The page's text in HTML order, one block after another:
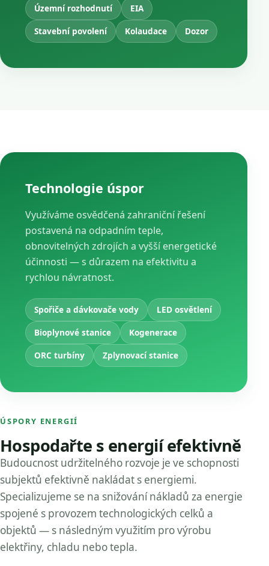
Územní rozhodnutí
EIA
Stavební povolení
Kolaudace Dozor
Technologie úspor
Využíváme osvědčená zahraniční řešení
postavená na odpadním teple,
obnovitelných zdrojích a vyšší energetické
účinnosti — s důrazem na efektivitu a
rychlou návratnost.
Spořiče a dávkovače vody
LED osvětlení
Bioplynové stanice
Kogenerace
ORC turbíny
Zplynovací stanice
ÚSPORY ENERGIÍ
Hospodařte s energií efektivně
Budoucnost udržitelného rozvoje je ve schopnosti
subjektů efektivně nakládat s energiemi.
Specializujeme se na snižování nákladů za energie
spojené s provozem technologických celků a
objektů — s následným využitím pro výrobu
elektřiny, chladu nebo tepla.